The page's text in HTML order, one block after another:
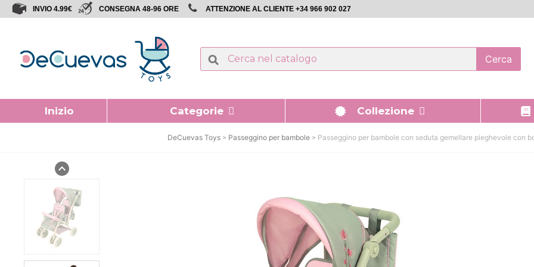
INVIO 4.99€ CONSEGNA 48-96 ORE ATTENZIONE AL CLIENTE +34 966 902 027
Cerca
Inizio Categorie Collezione
DeCuevas Toys Passeggino per bambole Passeggino per bambole con seduta gemellare pieghevole con
expand_less